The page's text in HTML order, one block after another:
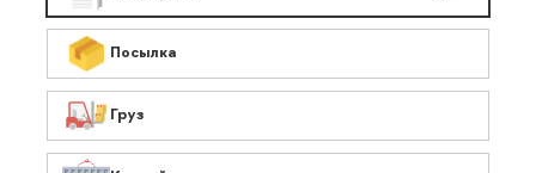
Посылка
Груз